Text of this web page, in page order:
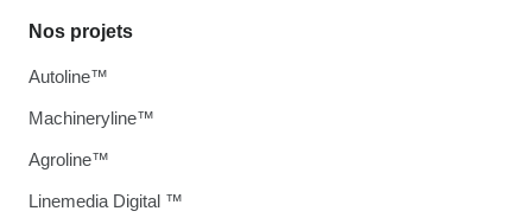
Nos projets
Autoline™
Machineryline™
Agroline™
Linemedia Digital ™